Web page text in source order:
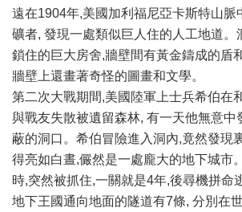
遠在1904年,美國加利福尼亞卡斯特山脈
礦者, 發現一處類似巨人住的人工地道。
鎖住的巨大房舍,牆壁間有黃金鑄成的盾
牆壁上還畫著奇怪的圖畫和文學。
第二次大戰期間,美國陸軍上士兵希伯在
與戰友失散被遺留森林, 有一天他無意中
蔽的洞口。希伯冒險進入洞內,竟然發現
得亮如白晝,儼然是一處龐大的地下城市
時,突然被抓住,一關就是4年,後尋機拼命
地下王國通向地面的隧道有7條, 分別在